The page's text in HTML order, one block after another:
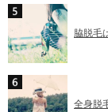
脇脱毛
全身脱